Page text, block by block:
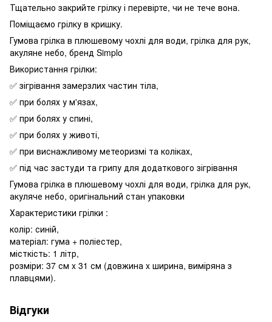
Тщательно закрийте грілку і перевірте, чи не тече вона.
Поміщаємо грілку в кришку.
Гумова грілка в плюшевому чохлі для води, грілка для рук,
акуляне небо, бренд Simplo
Використання грілки:
✅ зігрівання замерзлих частин тіла,
✅ при болях у м'язах,
✅ при болях у спині,
✅ при болях у животі,
✅ при виснажливому метеоризмі та коліках,
✅ під час застуди та грипу для додаткового зігрівання
Гумова грілка в плюшевому чохлі для води, грілка для рук,
акуляче небо, оригінальний стан упаковки
Характеристики грілки :
колір: синій,
матеріал: гума + поліестер,
місткість: 1 літр,
розміри: 37 см x 31 см (довжина x ширина, виміряна з
плавцями).
Відгуки